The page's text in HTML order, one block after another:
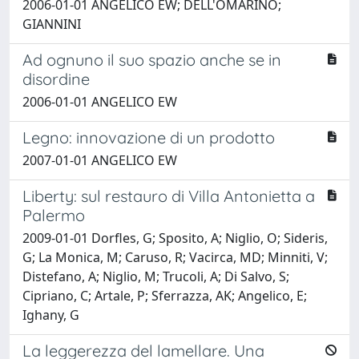
2006-01-01 ANGELICO EW; DELL'OMARINO;
GIANNINI
Ad ognuno il suo spazio anche se in
disordine
2006-01-01 ANGELICO EW
Legno: innovazione di un prodotto
2007-01-01 ANGELICO EW
Liberty: sul restauro di Villa Antonietta a
Palermo
2009-01-01 Dorfles, G; Sposito, A; Niglio, O; Sideris,
G; La Monica, M; Caruso, R; Vacirca, MD; Minniti, V;
Distefano, A; Niglio, M; Trucoli, A; Di Salvo, S;
Cipriano, C; Artale, P; Sferrazza, AK; Angelico, E;
Ighany, G
La leggerezza del lamellare. Una